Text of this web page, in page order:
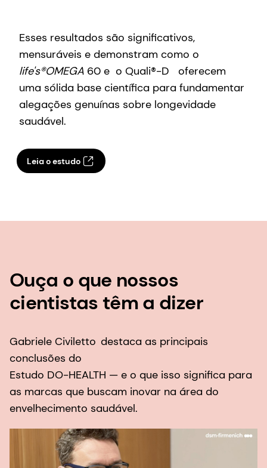
Esses resultados são significativos,
mensuráveis e demonstram como o
life's®OMEGA 60 e o Quali®-D oferecem
uma sólida base científica para fundamentar
alegações genuínas sobre longevidade
saudável.
Leia o estudo
Ouça o que nossos
cientistas têm a dizer
Gabriele Civiletto destaca as principais
conclusões do
Estudo DO-HEALTH — e o que isso significa para
as marcas que buscam inovar na área do
envelhecimento saudável.